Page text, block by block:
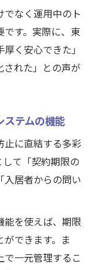
でなく運用中のト
です。実際に、東
く安心できた」
された」との声が
ステムの機能
止に直結する多彩
て「契約期限の
入居者からの問い
能を使えば、期限
できます。ま
で一元管理するこ